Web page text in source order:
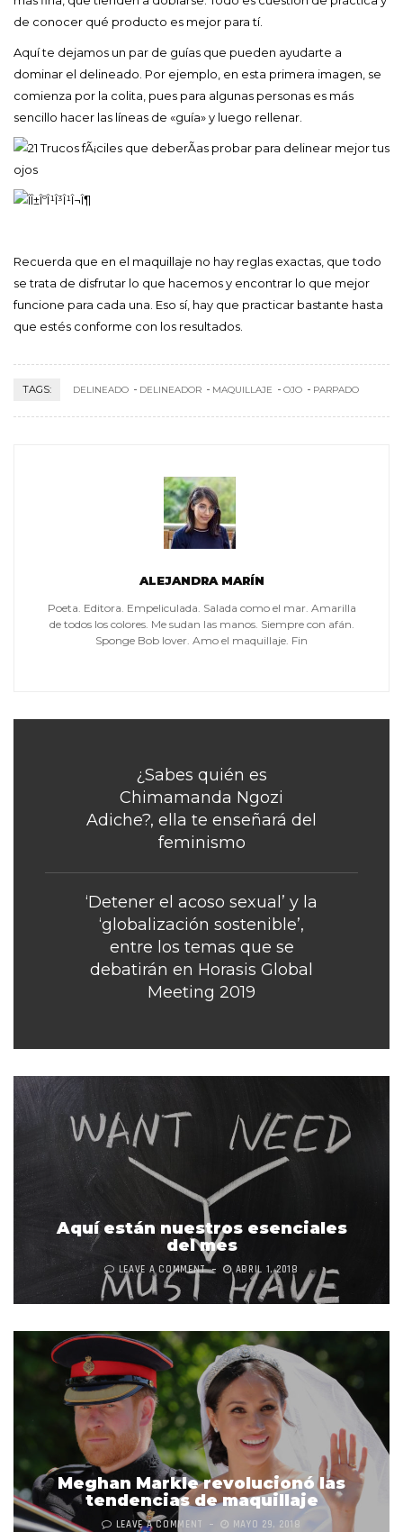
de conocer qué producto es mejor para tí.
Aquí te dejamos un par de guías que pueden ayudarte a
dominar el delineado. Por ejemplo, en esta primera imagen, se
comienza por la colita, pues para algunas personas es más
sencillo hacer las líneas de «guía» y luego rellenar.
Recuerda que en el maquillaje no hay reglas exactas, que todo
se trata de disfrutar lo que hacemos y encontrar lo que mejor
funcione para cada una. Eso sí, hay que practicar bastante hasta
que estés conforme con los resultados.
TAGS: DELINEADO DELINEADOR MAQUILLAJE OJO PARPADO
ALEJANDRA MARÍN
Poeta. Editora. Empeliculada. Salada como el mar. Amarilla
de todos los colores. Me sudan las manos. Siempre con afán.
Sponge Bob lover. Amo el maquillaje. Fin
¿Sabes quién es
Chimamanda Ngozi
Adiche?, ella te enseñará del
feminismo
‘Detener el acoso sexual’ y la
‘globalización sostenible’,
entre los temas que se
debatirán en Horasis Global
Meeting 2019
Aquí están nuestros esenciales
del mes
LEAVE A COMMENT ABRIL 1, 2018
Meghan Markle revolucionó las
tendencias de maquillaje
LEAVE A COMMENT MAYO 29, 2018